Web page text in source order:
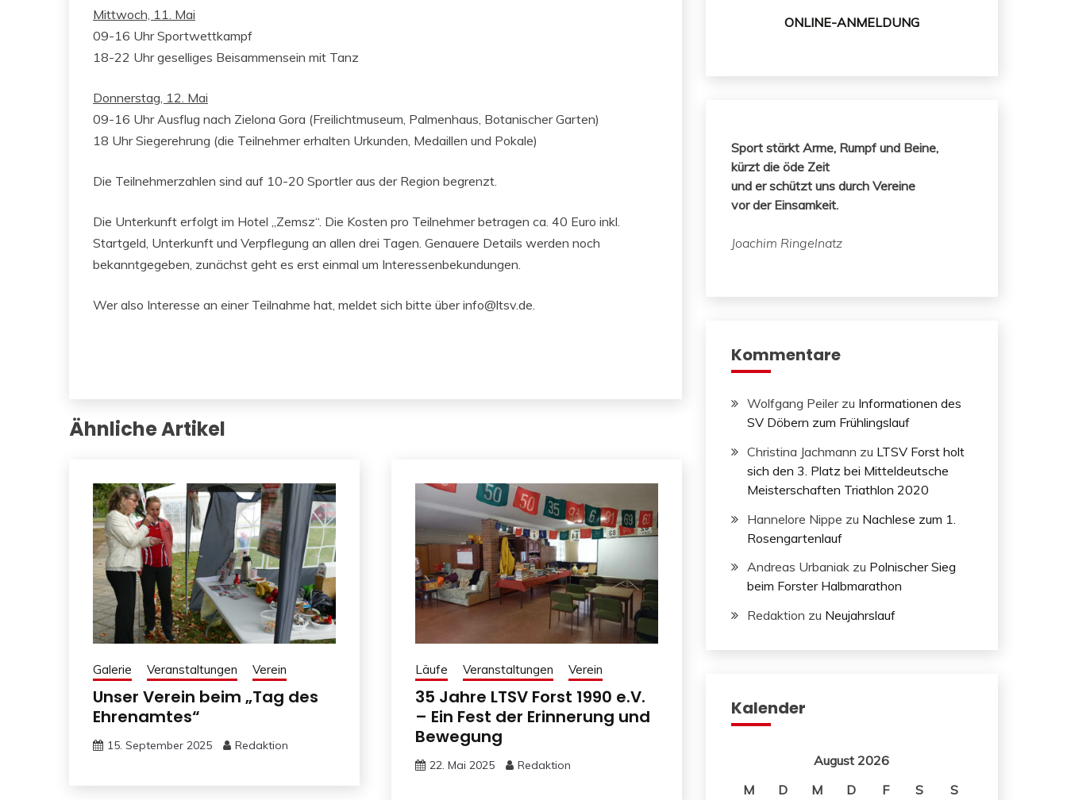
Mittwoch, 11. Mai
09-16 Uhr Sportwettkampf
18-22 Uhr geselliges Beisammensein mit Tanz
Donnerstag, 12. Mai
09-16 Uhr Ausflug nach Zielona Gora (Freilichtmuseum, Palmenhaus, Botanischer Garten)
18 Uhr Siegerehrung (die Teilnehmer erhalten Urkunden, Medaillen und Pokale)
Die Teilnehmerzahlen sind auf 10-20 Sportler aus der Region begrenzt.
Die Unterkunft erfolgt im Hotel „Zemsz“. Die Kosten pro Teilnehmer betragen ca. 40 Euro inkl.
Startgeld, Unterkunft und Verpflegung an allen drei Tagen. Genauere Details werden noch
bekanntgegeben, zunächst geht es erst einmal um Interessenbekundungen.
Wer also Interesse an einer Teilnahme hat, meldet sich bitte über info@ltsv.de.
Ähnliche Artikel
Galerie Veranstaltungen Verein
Unser Verein beim „Tag des
Ehrenamtes“
15. September 2025 Redaktion
Läufe Veranstaltungen Verein
35 Jahre LTSV Forst 1990 e.V.
– Ein Fest der Erinnerung und
Bewegung
22. Mai 2025 Redaktion
ONLINE-ANMELDUNG
Sport stärkt Arme, Rumpf und Beine,
kürzt die öde Zeit
und er schützt uns durch Vereine
vor der Einsamkeit.
Joachim Ringelnatz
Kommentare
Wolfgang Peilerzu Informationen des
SV Döbern zum Frühlingslauf
Christina Jachmann zu LTSV Forst holt
sich den 3. Platz bei Mitteldeutsche
Meisterschaften Triathlon 2020
Hannelore Nippe zu Nachlese zum 1.
Rosengartenlauf
Andreas Urbaniakzu Polnischer Sieg
beim Forster Halbmarathon
Redaktion zu Neujahrslauf
Kalender
August 2026
M
D M D F S
S